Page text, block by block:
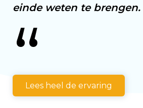
einde weten te brengen.
“
Lees heel de ervaring